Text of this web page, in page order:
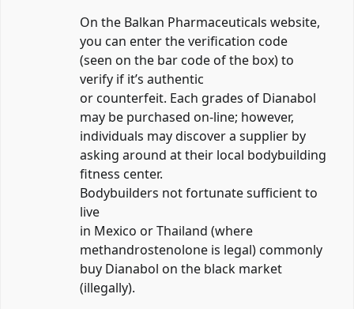
On the Balkan Pharmaceuticals website,
you can enter the verification code
(seen on the bar code of the box) to
verify if it’s authentic
or counterfeit. Each grades of Dianabol
may be purchased on-line; however,
individuals may discover a supplier by
asking around at their local bodybuilding
fitness center.
Bodybuilders not fortunate sufficient to
live
in Mexico or Thailand (where
methandrostenolone is legal) commonly
buy Dianabol on the black market
(illegally).